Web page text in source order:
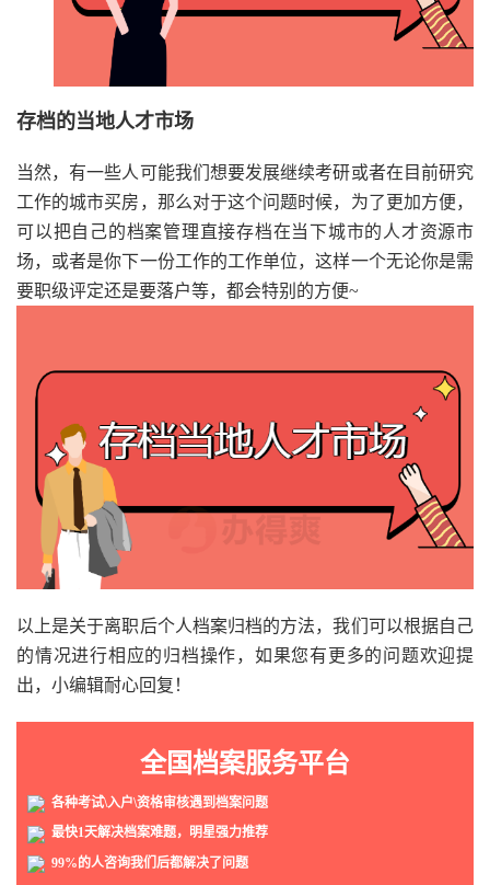
存档的当地人才市场
当然，有一些人可能我们想要发展继续考研或者在目前研究
工作的城市买房，那么对于这个问题时候，为了更加方便，
可以把自己的档案管理直接存档在当下城市的人才资源市
场，或者是你下一份工作的工作单位，这样一个无论你是需
要职级评定还是要落户等，都会特别的方便~
以上是关于离职后个人档案归档的方法，我们可以根据自己
的情况进行相应的归档操作，如果您有更多的问题欢迎提
出，小编辑耐心回复！
全国档案服务平台
各种考试\入户\资格审核遇到档案问题
最快1天解决档案难题，明星强力推荐
99%的人咨询我们后都解决了问题